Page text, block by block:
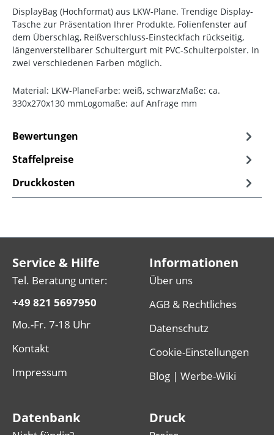
DisplayBag (Hochformat) aus LKW-Plane. Trendige Display-
Tasche zur Präsentation Ihrer Produkte, Folienfenster auf
dem Überschlag, Reißverschluss-Einsteckfach rückseitig,
längenverstellbarer Schultergurt mit PVC-Schulterpolster. In
zwei verschiedenen Farben möglich.
Material: LKW-PlaneFarbe: weiß, schwarzMaße: ca.
330x270x130 mmLogomaße: auf Anfrage mm
Bewertungen
Staffelpreise
Druckkosten
Service & Hilfe
Tel. Beratung unter:
+49 821 5697950
Mo.-Fr. 7-18 Uhr
Kontakt
Impressum
Informationen
Über uns
AGB & Rechtliches
Datenschutz
Cookie-Einstellungen
Blog | Werbe-Wiki
Datenbank Druck